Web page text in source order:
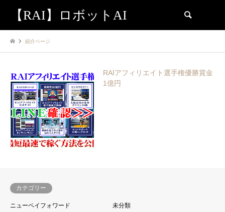
【RAI】ロボットAI
紹介ページ
RAIアフィリエイト選手権優勝賞金
1億円
カテゴリー
ニューペイフォワード 未分類